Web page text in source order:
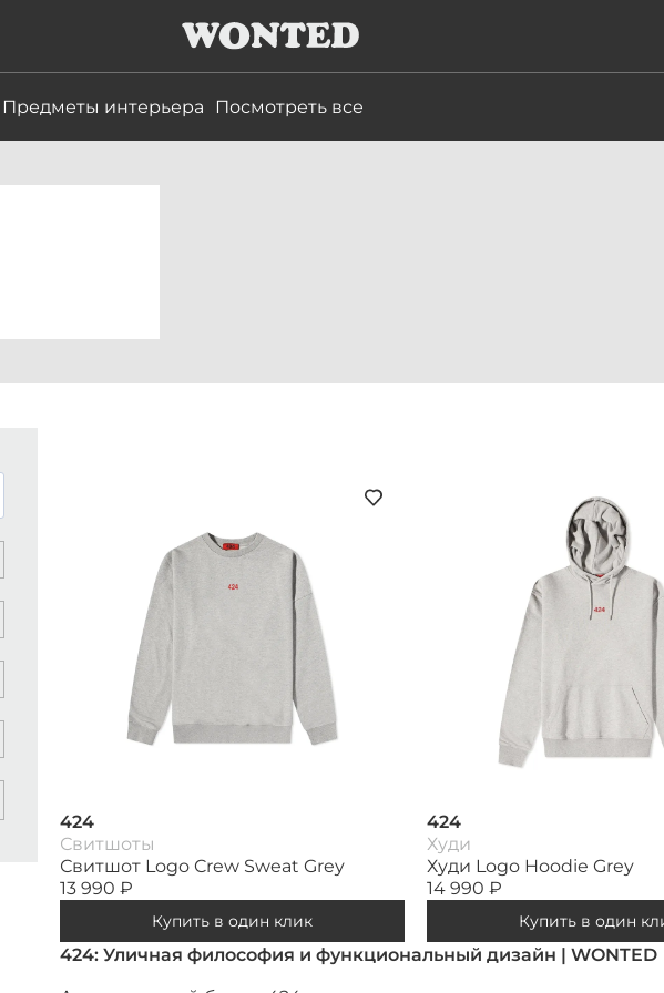
Предметы интерьера Посмотреть все
424
Свитшоты
Свитшот Logo Crew Sweat Grey
13 990 ₽
Купить в один клик
424
Худи
Худи Logo Hoodie Grey
14 990 ₽
Купить в один
424: Уличная философия и функциональный дизайн | WONTED